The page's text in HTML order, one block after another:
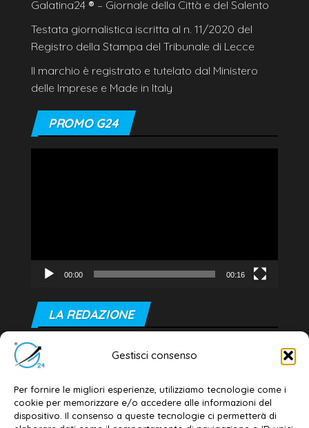
Gestisci consenso
Per fornire le migliori esperienze, utilizziamo tecnologie come i
cookie per memorizzare e/o accedere alle informazioni del
dispositivo. Il consenso a queste tecnologie ci permetterà di
Galatina24 ® – Giornale della Città e del Salento
Testata giornalistica iscritta al n. 11/2020 del
Registro della Stampa del Tribunale di Lecce
Il marchio è registrato e tutelato dal Ministero
delle Imprese e Made in Italy
PROMO G24
00:00 00:16
LA REDAZIONE
Editore e direttore responsabile:
Dott. Daniele G. Masciullo
Email: redazione@galatina24.it
Contatti –Disclaimer